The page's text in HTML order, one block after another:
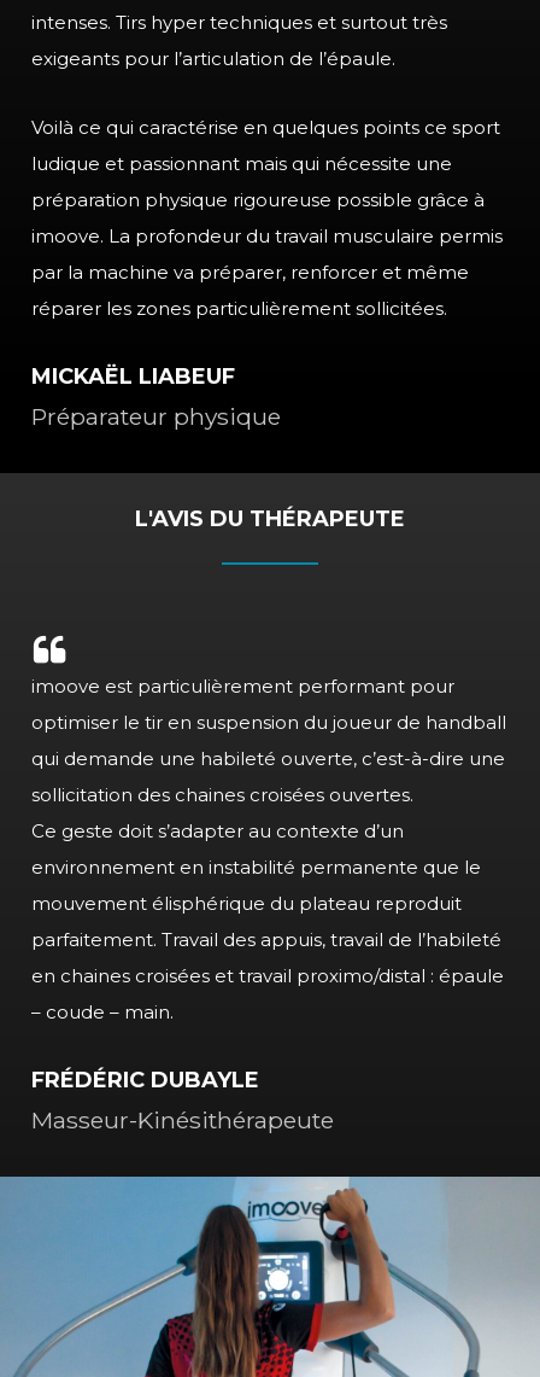
intenses. Tirs hyper techniques et surtout très
exigeants pour l’articulation de l’épaule.
Voilà ce qui caractérise en quelques points ce sport
ludique et passionnant mais qui nécessite une
préparation physique rigoureuse possible grâce à
imoove. La profondeur du travail musculaire permis
par la machine va préparer, renforcer et même
réparer les zones particulièrement sollicitées.
MICKAËL LIABEUF
Préparateur physique
L'AVIS DU THÉRAPEUTE
imoove est particulièrement performant pour
optimiser le tir en suspension du joueur de handball
qui demande une habileté ouverte, c’est-à-dire une
sollicitation des chaines croisées ouvertes.
Ce geste doit s’adapter au contexte d’un
environnement en instabilité permanente que le
mouvement élisphérique du plateau reproduit
parfaitement. Travail des appuis, travail de l’habileté
en chaines croisées et travail proximo/distal : épaule
– coude – main.
FRÉDÉRIC DUBAYLE
Masseur-Kinésithérapeute